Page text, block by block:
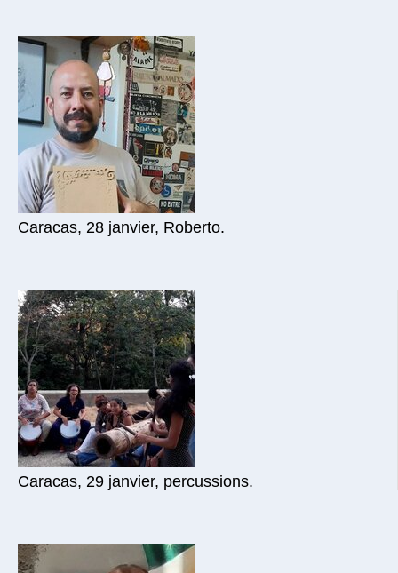
Caracas, 28 janvier, Roberto.
Caracas, 29 janvier, percussions.